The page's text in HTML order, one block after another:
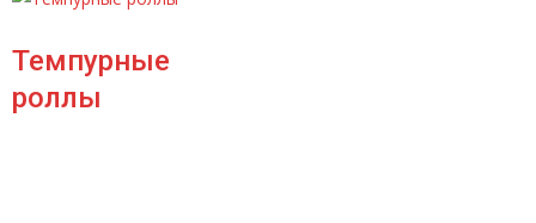
Темпурные
роллы